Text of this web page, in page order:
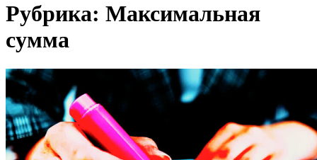
Рубрика: Максимальная
сумма